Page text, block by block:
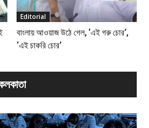
Editorial
বাংলায় আওয়াজ উঠে গেল, ‘এই গরু চোর’,
‘এই চাকরি চোর’